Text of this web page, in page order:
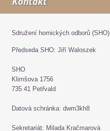
Sdružení hornických odborů (SHO)
Předseda SHO: Jiří Waloszek
SHO
Klimšova 1756
735 41 Petřvald
Datová schránka: dwm3kh8
Sekretariát: Milada Kračmarová